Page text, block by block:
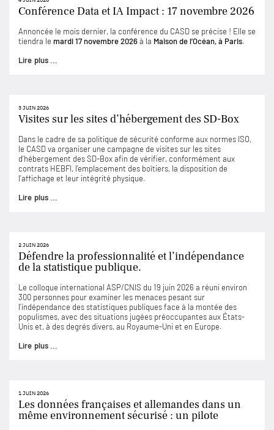
Conférence Data et IA Impact : 17 novembre 2026
Annoncée le mois dernier, la conférence du CASD se précise ! Elle se
tiendra le mardi 17 novembre 2026à la Maison de l’Océan, à Paris.
Lire plus ...
3 JUIN 2026
Visites sur les sites d’hébergement des SD-Box
Dans le cadre de sa politique de sécurité conforme aux normes ISO,
le CASD va organiser une campagne de visites sur les sites
d’hébergement des SD-Box afin de vérifier, conformément aux
contrats HEBFI, l’emplacement des boîtiers, la disposition de
l’affichage et leur intégrité physique.
Lire plus ...
2 JUIN 2026
Défendre la professionnalité et l’indépendance
de la statistique publique.
Le colloque international ASP/CNIS du 19 juin 2026 a réuni environ
300 personnes pour examiner les menaces pesant sur
l’indépendance des statistiques publiques face à la montée des
populismes, avec des situations jugées préoccupantes aux États-
Unis et, à des degrés divers, au Royaume-Uni et en Europe.
Lire plus ...
1 JUIN 2026
Les données françaises et allemandes dans un
même environnement sécurisé : un pilote